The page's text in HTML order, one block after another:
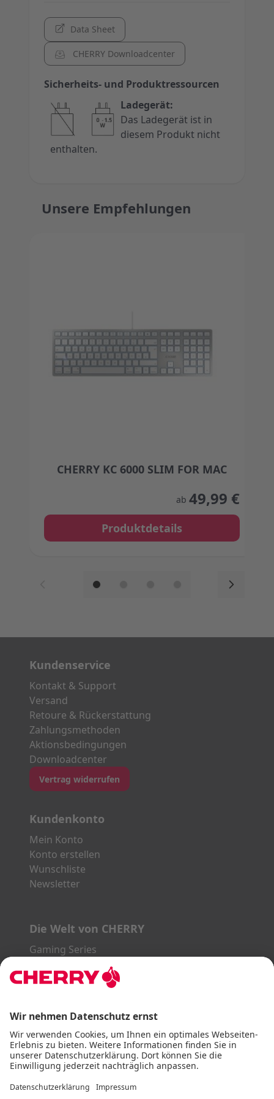
Data Sheet
CHERRY Downloadcenter
Sicherheits- und Produktressourcen
Ladegerät:
Das Ladegerät ist in
diesem Produkt nicht
enthalten.
Unsere Empfehlungen
CHERRY KC 6000 SLIM FOR MAC
ab 49,99 €
Produktdetails
Kundenservice
Kontakt & Support
Versand
Retoure & Rückerstattung
Zahlungsmethoden
Aktionsbedingungen
Downloadcenter
Vertrag widerrufen
Kundenkonto
Mein Konto
Konto erstellen
Wunschliste
Newsletter
Die Welt von CHERRY
Gaming Series
SLIM Line
Unsere Partner:
PayPal Visa MastercardAmerican Express
DHL